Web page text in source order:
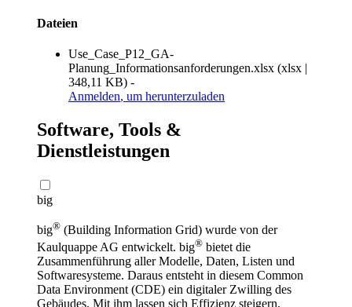
Dateien
Use_Case_P12_GA-
Planung_Informationsanforderungen.xlsx (xlsx |
348,11 KB) -
Anmelden, um herunterzuladen
Software, Tools &
Dienstleistungen
big
big® (Building Information Grid) wurde von der
Kaulquappe AG entwickelt. big® bietet die
Zusammenführung aller Modelle, Daten, Listen und
Softwaresysteme. Daraus entsteht in diesem Common
Data Environment (CDE) ein digitaler Zwilling des
Gebäudes. Mit ihm lassen sich Effizienz steigern,